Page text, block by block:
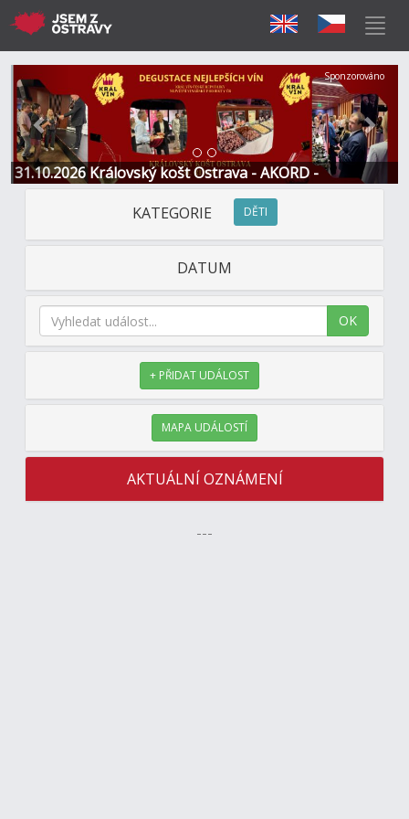
31.10.2026 Královský košt Ostrava - AKORD -
Restaurace a Hotel
Předchozí Další
Sponzorováno
KATEGORIE DĚTI
DATUM
OK
+ PŘIDAT UDÁLOST
MAPA UDÁLOSTÍ
AKTUÁLNÍ OZNÁMENÍ
---